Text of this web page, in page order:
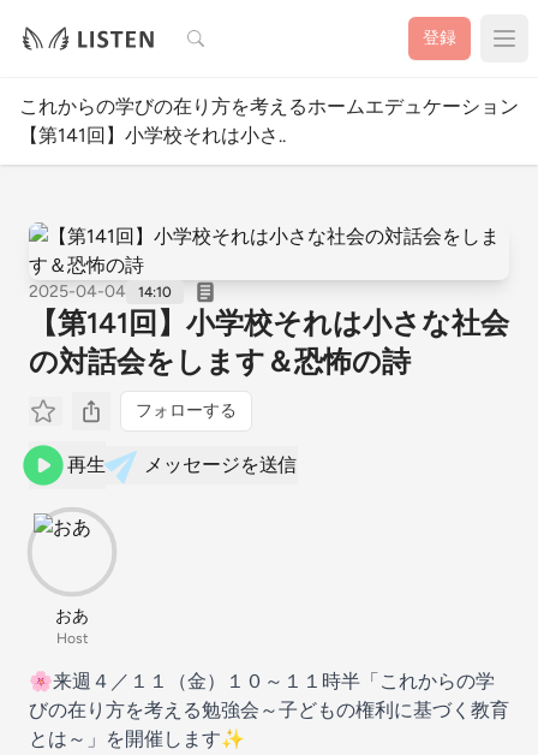
検索 登録
これからの学びの在り方を考えるホームエデュケーション
【第141回】小学校それは小さ..
2025-04-04 14:10
【第141回】小学校それは小さな社会
の対話会をします＆恐怖の詩
フォローする
再生 メッセージを送信
おあ
Host
🌸来週４／１１（金）１０～１１時半「これからの学
びの在り方を考える勉強会～子どもの権利に基づく教育
とは～」を開催します✨